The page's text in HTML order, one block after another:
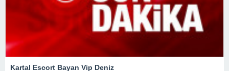
Kartal Escort Bayan Vip Deniz